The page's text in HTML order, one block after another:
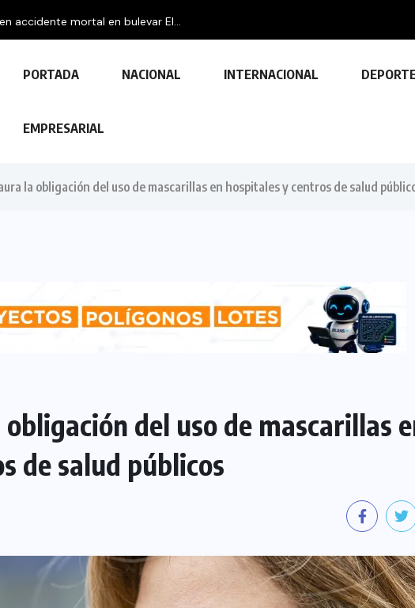
accidente mortal en bulevar El...
PORTADA NACIONAL INTERNACIONAL
EMPRESARIAL
la obligación del uso de mascarillas en hospitales y centros de salud
del uso de mascarillas
de salud públicos
Vacación
TECNOLOGÍA
23 FEBRERO, 2024